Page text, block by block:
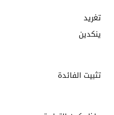
تغريد
ينكدين
تثبيت الفائدة